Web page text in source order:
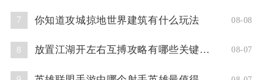
7 你知道攻城掠地世界建筑有什么玩法 08-08
8 放置江湖开左右互搏攻略有哪些关键技巧 08-07